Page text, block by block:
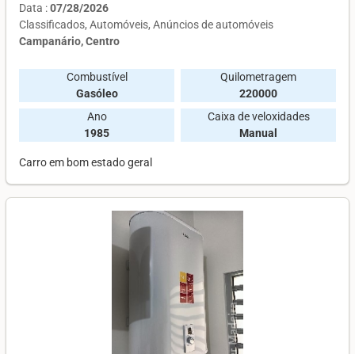
Data :07/28/2026
Classificados Automóveis Anúncios de automóveis
Campanário, Centro
Combustível
Gasóleo
Quilometragem
220000
Ano
1985
Caixa de veloxidades
Manual
Carro em bom estado geral